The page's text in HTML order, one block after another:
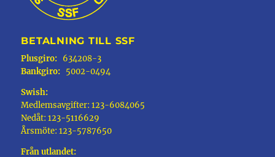
BETALNING TILL SSF
Plusgiro: 634208-3
Bankgiro: 5002-0494
Swish:
Medlemsavgifter: 123-6084065
Nedåt: 123-5116629
Årsmöte: 123-5787650
Från utlandet: